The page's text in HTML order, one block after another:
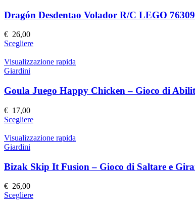
prodotto
Le
opzioni
scelte
nella
pagina
prodotto
Dragón Desdentao Volador R/C LEGO
€ 26,00
ScegliereQuesto
ha
Le
opzioni
scelte
nella
pagina
prodotto
Visualizzazione rapida
Giardini
Goula Juego Happy Chicken – Gioco di
€ 17,00
ScegliereQuesto
ha
Le
opzioni
scelte
Visualizzazione rapida
Giardini
Bizak Skip It Fusion – Gioco di Saltare e
€ 26,00
ScegliereQuesto